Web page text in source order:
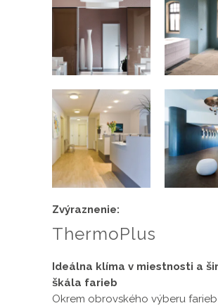
Zvýraznenie:
ThermoPlus
Ideálna klíma v miestnosti a
škála farieb
Okrem obrovského výberu